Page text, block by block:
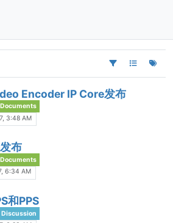
Encoder IP Core发布
Documents
3:48 AM
布
Documents
6:34 AM
和PPS
Discussion